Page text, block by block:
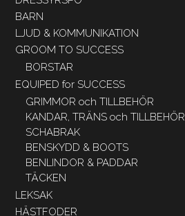
BARN
LJUD & KOMMUNIKATION
GROOM TO SUCCESS
BORSTAR
EQUIPED for SUCCESS
GRIMMOR och TILLBEHÖR
KANDAR, TRÄNS och TILLBEHÖR
SCHABRAK
BENSKYDD & BOOTS
BENLINDOR & PADDAR
TÄCKEN
LEKSAK
HÄSTFODER